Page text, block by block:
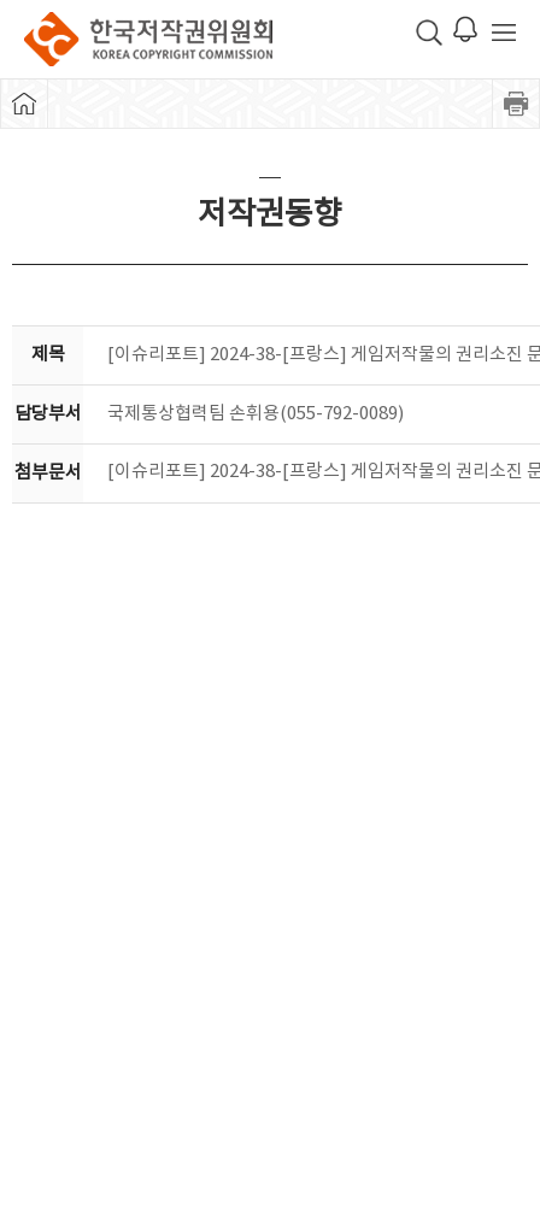
저작권동향
제목 [이슈리포트] 2024-38-[프랑스] 게임저작물의 권리소진
담당부서 국제통상협력팀 손휘용(055-792-0089)
첨부문서 [이슈리포트] 2024-38-[프랑스] 게임저작물의 권리소진